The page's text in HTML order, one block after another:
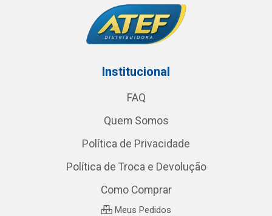
Institucional
FAQ
Quem Somos
Política de Privacidade
Política de Troca e Devolução
Como Comprar
Meus Pedidos